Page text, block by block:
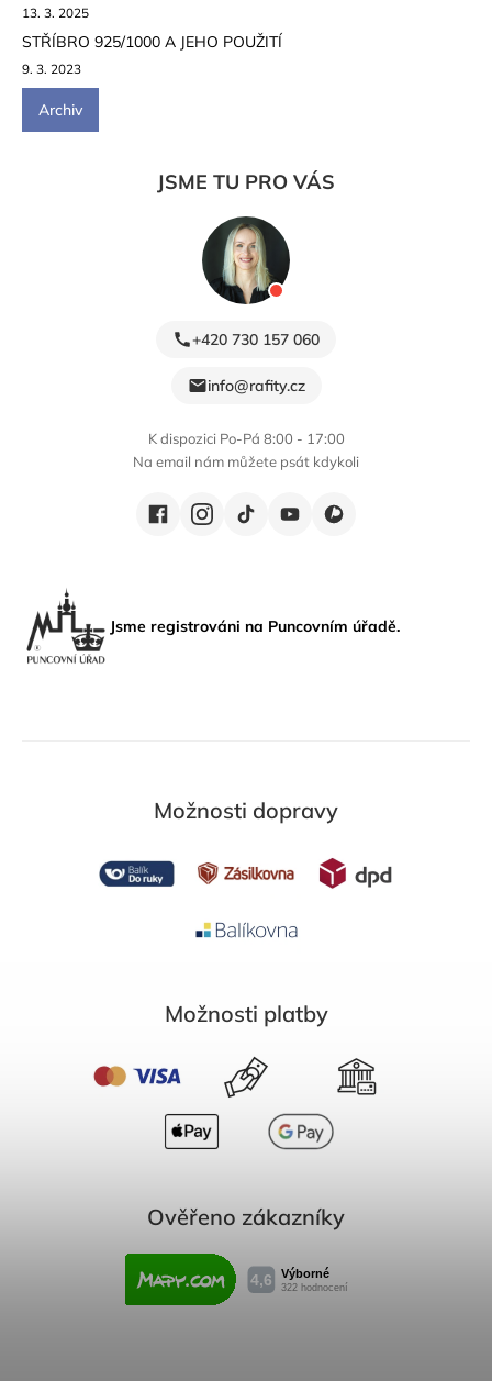
13. 3. 2025
STŘÍBRO 925/1000 A JEHO POUŽITÍ
9. 3. 2023
Archiv
JSME TU PRO VÁS
+420 730 157 060
info@rafity.cz
K dispozici Po-Pá 8:00 - 17:00
Na email nám můžete psát kdykoli
Jsme registrováni na Puncovním úřadě.
Možnosti dopravy
Možnosti platby
Ověřeno zákazníky